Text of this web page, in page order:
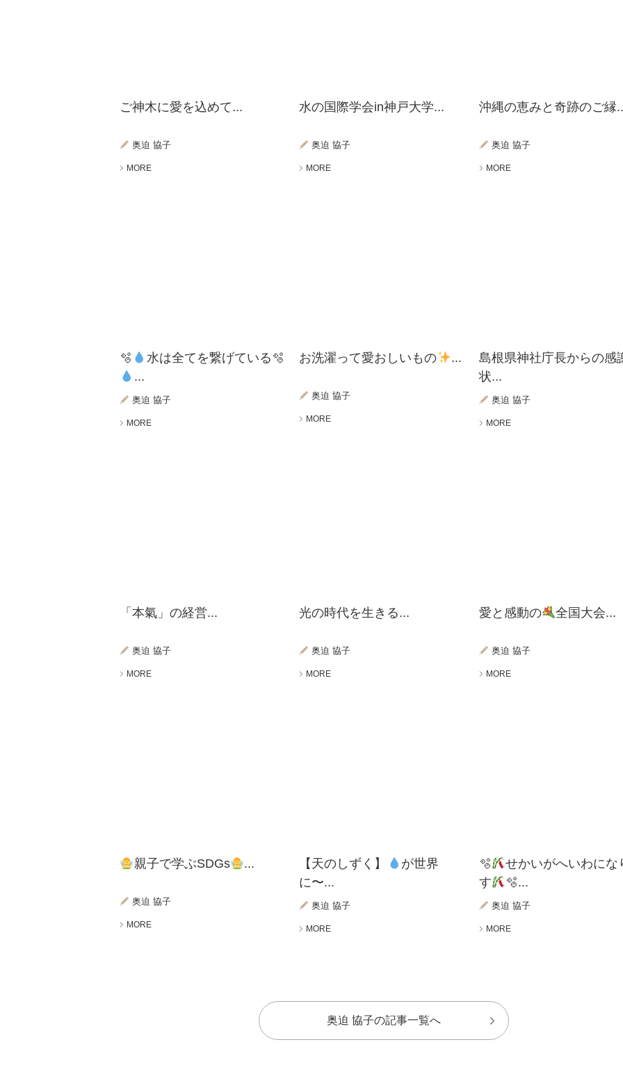
ご神木に愛を込めて...
奥迫 協子
MORE
水の国際学会in神戸大学...
奥迫 協子
MORE
沖縄の恵みと奇跡のご縁
奥迫 協子
MORE
🫧
水は全てを繋げている🫧
...
奥迫 協子
MORE
お洗濯って愛おしいもの ...
奥迫 協子
MORE
島根県神社庁長からの感
状...
奥迫 協子
MORE
「本氣」の経営...
奥迫 協子
MORE
光の時代を生きる...
奥迫 協子
MORE
愛と感動の 全国大会...
奥迫 協子
MORE
親子で学ぶSDGs ...
奥迫 協子
MORE
【天のしずく】
が世界
に〜...
奥迫 協子
MORE
🫧
せかいがへいわにな
す
🫧...
奥迫 協子
MORE
奥迫 協子の記事一覧へ